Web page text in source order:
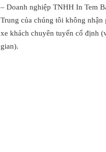
– Doanh nghiệp TNHH In Tem
Trung của chúng tôi không nhận
xe khách chuyên tuyến cố định
gian).